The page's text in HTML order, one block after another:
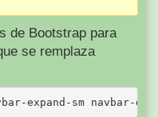
de Bootstrap para
se remplaza